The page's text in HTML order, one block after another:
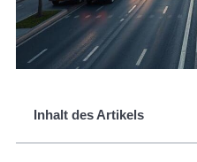
Inhalt des Artikels